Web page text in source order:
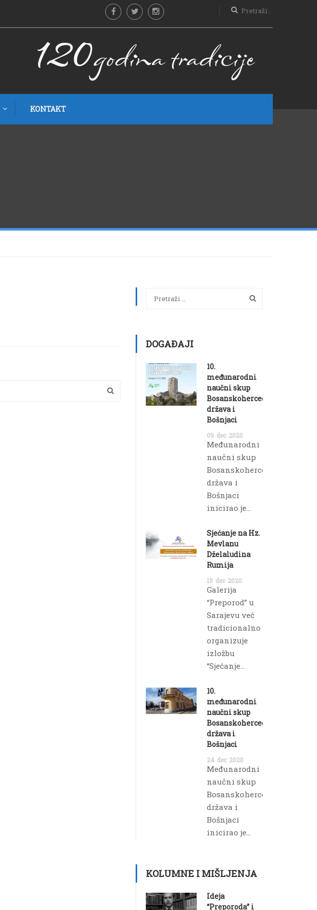
KONTAKT
DOGAĐAJI
10.
međunarodni
naučni skup
Bosanskohercegovačka
država i
Bošnjaci
09 dec 2020
Međunarodni
naučni skup
Bosanskohercegovačka
država i
Bošnjaci
inicirao je...
Sjećanje na Hz.
Mevlanu
Dželaludina
Rumija
15 dec 2020
Galerija
“Preporod” u
Sarajevu već
tradicionalno
organizuje
izložbu
“Sjećanje...
10.
međunarodni
naučni skup
Bosanskohercegovačka
država i
Bošnjaci
24 dec 2020
Međunarodni
naučni skup
Bosanskohercegovačka
država i
Bošnjaci
inicirao je...
KOLUMNE I MIŠLJENJA
Ideja
“Preporoda” i